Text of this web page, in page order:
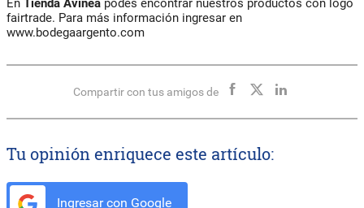
En Tienda Avinea podés encontrar nuestros productos con logo
fairtrade. Para más información ingresar en
www.bodegaargento.com
Compartir con tus amigos de
Tu opinión enriquece este artículo:
Ingresar con Google